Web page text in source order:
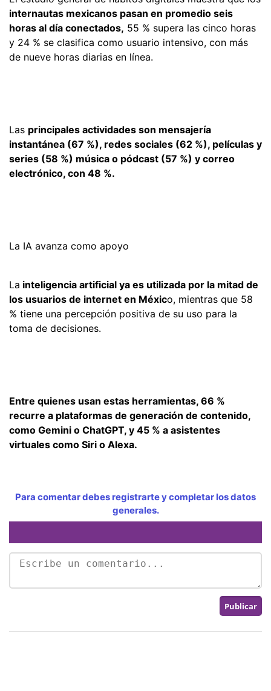
internautas mexicanos pasan en promedio seis
horas al día conectados, 55 % supera las cinco horas
y 24 % se clasifica como usuario intensivo, con más
de nueve horas diarias en línea.
Las principales actividades son mensajería
instantánea (67 %), redes sociales (62 %), películas y
series (58 %) música o pódcast (57 %) y correo
electrónico, con 48 %.
La IA avanza como apoyo
La inteligencia artificial ya es utilizada por la mitad de
los usuarios de internet en México, mientras que 58
% tiene una percepción positiva de su uso para la
toma de decisiones.
Entre quienes usan estas herramientas, 66 %
recurre a plataformas de generación de contenido,
como Gemini o ChatGPT, y 45 % a asistentes
virtuales como Siri o Alexa.
Para comentar debes registrarte y completar los datos
generales.